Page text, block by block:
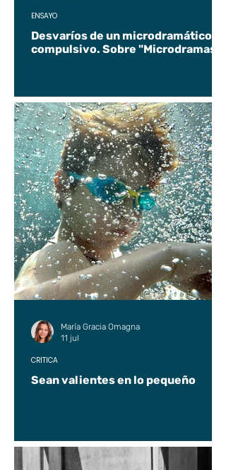
Desvaríos de un microdramático
compulsivo. Sobre "Microdramas".
ENSAYO
Sean valientes en lo pequeño
CRÍTICA
María Gracia Omagna
11 jul